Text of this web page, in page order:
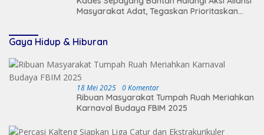
Masyarakat Adat, Tegaskan Prioritaskan
Gaya Hidup & Hiburan
18 Mei 2025 0 Komentar
Ribuan Masyarakat Tumpah Ruah Meriahkan
Karnaval Budaya FBIM 2025